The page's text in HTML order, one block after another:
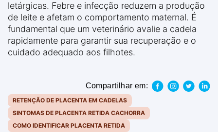
letárgicas. Febre e infecção reduzem a produção
de leite e afetam o comportamento maternal. É
fundamental que um veterinário avalie a cadela
rapidamente para garantir sua recuperação e o
cuidado adequado aos filhotes.
Compartilhar em:
RETENÇÃO DE PLACENTA EM CADELAS
SINTOMAS DE PLACENTA RETIDA CACHORRA
COMO IDENTIFICAR PLACENTA RETIDA